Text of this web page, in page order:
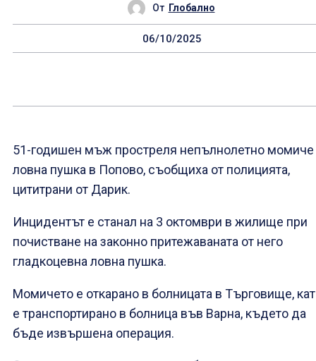
От Глобално
06/10/2025
51-годишен мъж простреля непълнолетно момиче
ловна пушка в Попово, съобщиха от полицията,
цититрани от Дарик.
Инцидентът е станал на 3 октомври в жилище при
почистване на законно притежаваната от него
гладкоцевна ловна пушка.
Момичето е откарано в болницата в Търговище,
е транспортирано в болница във Варна, където да
бъде извършена операция.